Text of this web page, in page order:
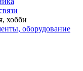
хобби
оборудование